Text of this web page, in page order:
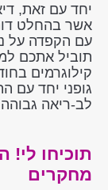
יחד עם זאת,
אשר בהחלט
עם הקפדה על
קילוגרמים
גופני יחד עם
לב-ריאה
תוכיחו לי!
מחקרים